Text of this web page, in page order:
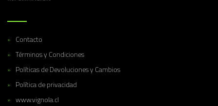
Contacto
Términos y Condiciones
Políticas de Devoluciones y Cambios
Política de privacidad
www.vignola.cl